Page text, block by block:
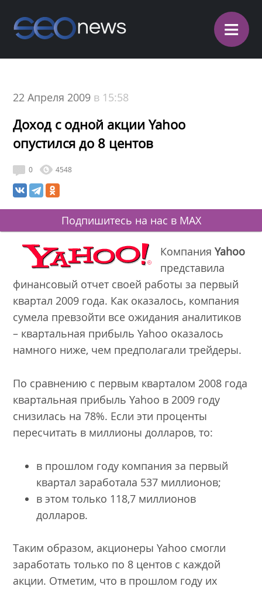
≡
22 Апреля 2009 в 15:58
Доход с одной акции Yahoo
опустился до 8 центов
0 4548
Подпишитесь на нас в MAX
КомпанияYahoo
представила
финансовый отчет своей работы за первый
квартал 2009 года. Как оказалось, компания
сумела превзойти все ожидания аналитиков
– квартальная прибыль Yahoo оказалось
намного ниже, чем предполагали трейдеры.
По сравнению с первым кварталом 2008 года
квартальная прибыль Yahoo в 2009 году
снизилась на 78%. Если эти проценты
пересчитать в миллионы долларов, то:
в прошлом году компания за первый
квартал заработала 537 миллионов;
в этом только 118,7 миллионов
долларов.
Таким образом, акционеры Yahoo смогли
заработать только по 8 центов с каждой
акции. Отметим, что в прошлом году их